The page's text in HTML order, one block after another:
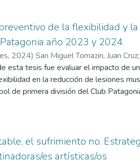
review. The results indicate that
performance. Specifically,
in performance metrics after
with no clear pattern of
number of contacts compared to
recommended to promote
to lead to higher improvements in
and stability during PT sessions.
neuromuscular adaptations.
Overall, when designing a PT
adaptations.
de la flexibilidad y
año 2023 y 2024
, 2024) San Miguel Tomazin, Juan Cruz;
esta tesis fue evaluar el impacto de
en la reducción de lesiones
de primera división del Club
de conocimiento de los jugadores
se utilizó un método
donde eran todos varones, con
flexibilidad de la musculatura
el sufrimiento no.
es artísticas/os